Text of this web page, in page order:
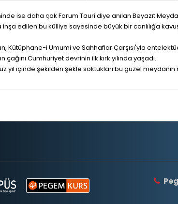
ise daha çok Forum Tauri diye anılan Beyazıt
inşa edilen bu külliye sayesinde büyük bir canlılığa
Kütüphane-i Umumi ve Sahhaflar Çarşısı'yla
Cumhuriyet devrinin ilk kırk yılında yaşadı.
yıl içinde şekilden şekle soktukları bu güzel